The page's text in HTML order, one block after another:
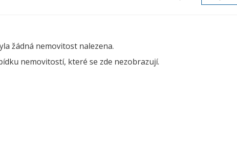
žádná nemovitost nalezena.
nemovitostí, které se zde nezobrazují.